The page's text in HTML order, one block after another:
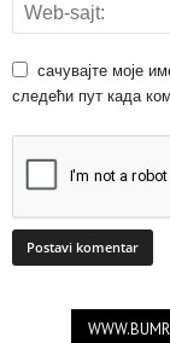
сачувајте моје
следећи пут када